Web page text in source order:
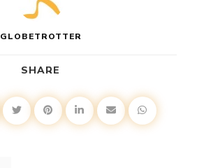
GLOBETROTTER
SHARE